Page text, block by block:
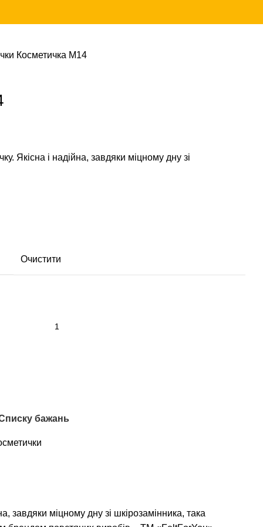
Косметичка М14
Якісна і надійна, завдяки міцному дну зі
Очистити
бажань
завдяки міцному дну зі шкірозамінника, така